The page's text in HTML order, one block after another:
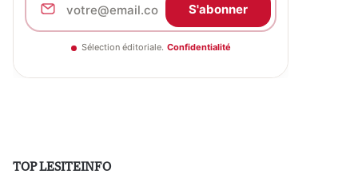
S'abonner
Sélection éditoriale. Confidentialité
TOP LESITEINFO